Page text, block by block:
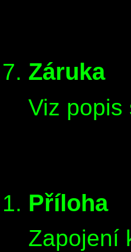
Záruka
Viz popis
Příloha
Zapojení